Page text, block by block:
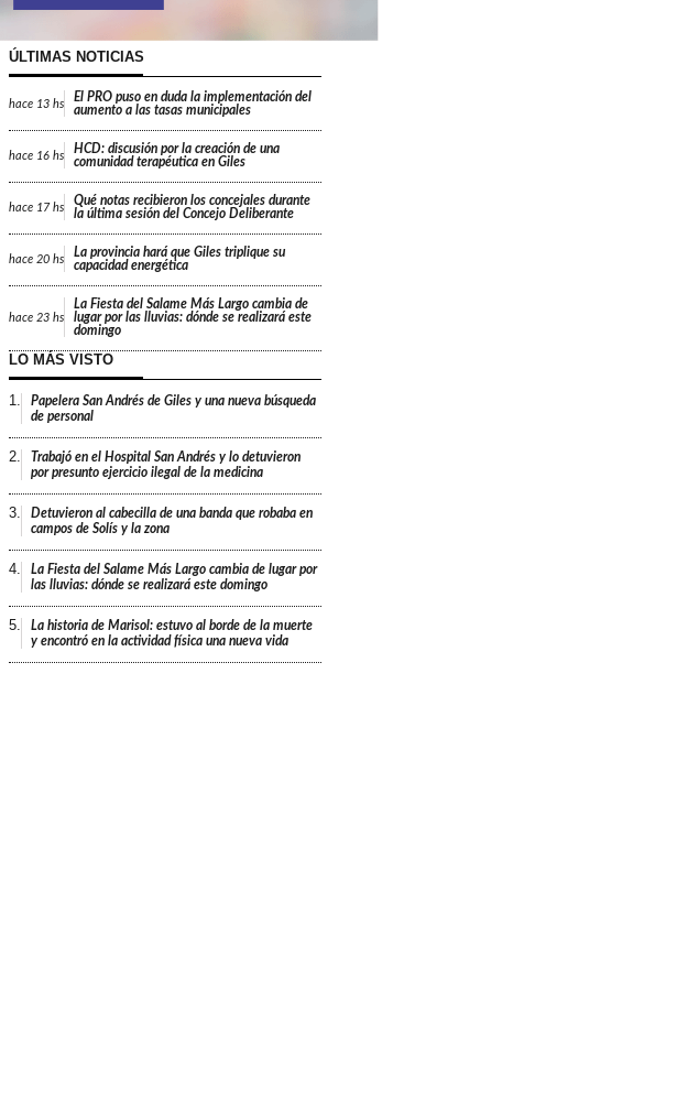
ÚLTIMAS NOTICIAS
hace 13 hs
El PRO puso en duda la implementación del
aumento a las tasas municipales
hace 16 hs
HCD: discusión por la creación de una
comunidad terapéutica en Giles
hace 17 hs
Qué notas recibieron los concejales durante
la última sesión del Concejo Deliberante
hace 20 hs
La provincia hará que Giles triplique su
capacidad energética
hace 23 hs
La Fiesta del Salame Más Largo cambia de
lugar por las lluvias: dónde se realizará este
domingo
LO MÁS VISTO
1.
Papelera San Andrés de Giles y una nueva búsqueda
de personal
2.
Trabajó en el Hospital San Andrés y lo detuvieron
por presunto ejercicio ilegal de la medicina
3.
Detuvieron al cabecilla de una banda que robaba en
campos de Solís y la zona
4.
La Fiesta del Salame Más Largo cambia de lugar por
las lluvias: dónde se realizará este domingo
5.
La historia de Marisol: estuvo al borde de la muerte
y encontró en la actividad física una nueva vida